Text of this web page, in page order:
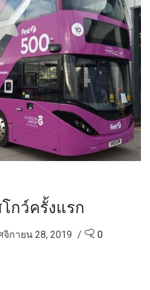
กว์ครั้งแรก
กายน 28, 2019 0